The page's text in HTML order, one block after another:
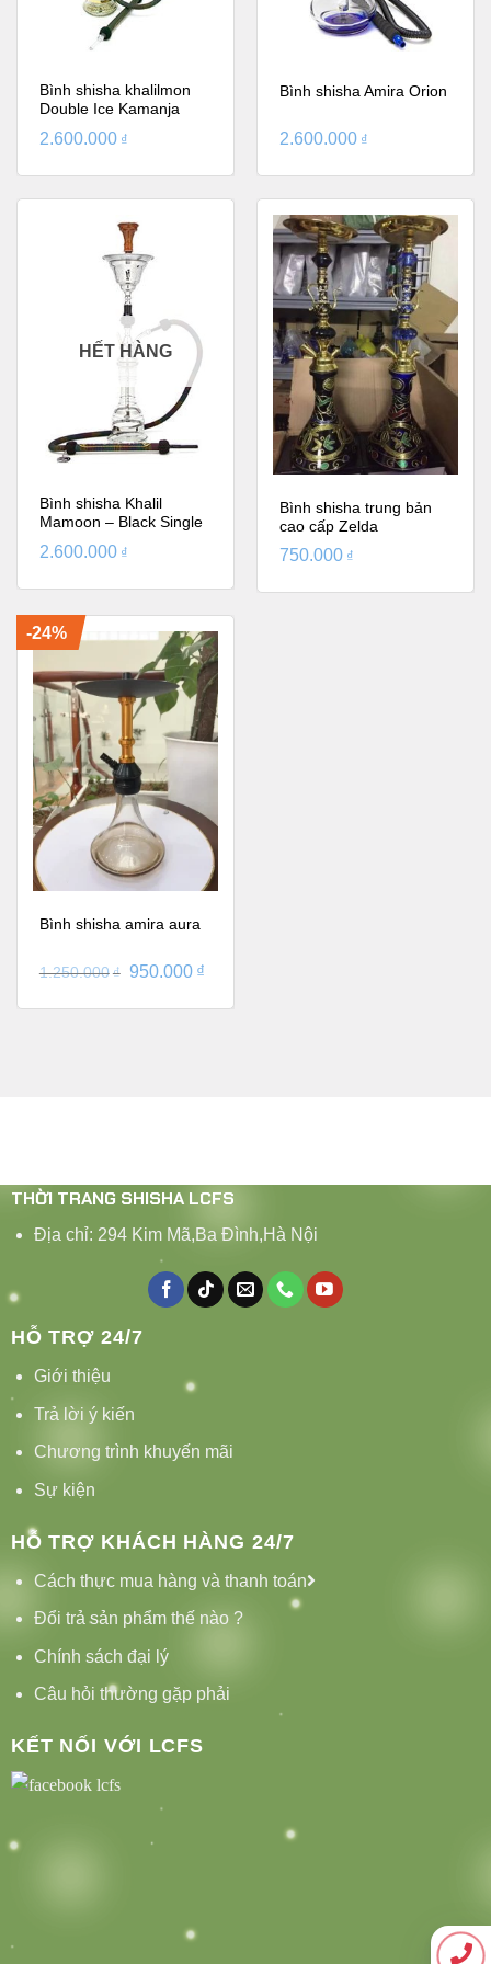
Bình shisha khalilmon
Double Ice Kamanja
2.600.000 ₫
Bình shisha Amira Orion
2.600.000 ₫
HẾT HÀNG
Bình shisha Khalil
Mamoon – Black Single
2.600.000 ₫
Bình shisha trung bản
cao cấp Zelda
750.000 ₫
-24%
Bình shisha amira aura
1.250.000 ₫ 950.000 ₫
THỜI TRANG SHISHA LCFS
Địa chỉ: 294 Kim Mã,Ba Đình,Hà Nội
HỖ TRỢ 24/7
Giới thiệu
Trả lời ý kiến
Chương trình khuyến mãi
Sự kiện
HỖ TRỢ KHÁCH HÀNG 24/7
Cách thực mua hàng và thanh toán
Đổi trả sản phẩm thế nào ?
Chính sách đại lý
Câu hỏi thường gặp phải
KẾT NỐI VỚI LCFS